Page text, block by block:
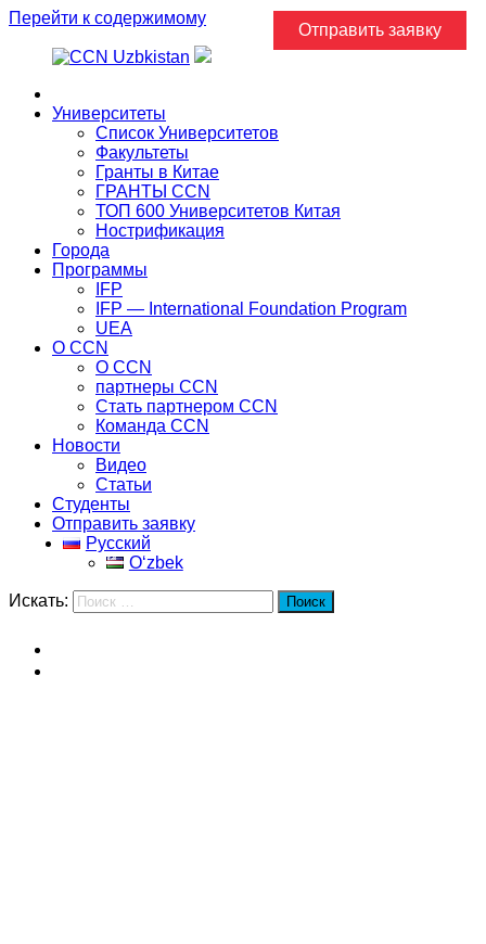
Перейти к содержимому
Университеты
Список Университетов
Факультеты
Гранты в Китае
ГРАНТЫ ССN
ТОП 600 Университетов Китая
Нострификация
Города
Программы
IFP
IFP — International Foundation Program
UEA
О CCN
О CCN
партнеры ССN
Стать партнером CCN
Команда ССN
Новости
Видео
Статьи
Студенты
Отправить заявку
Русский
Oʻzbek
Искать: Поиск
Отправить заявку